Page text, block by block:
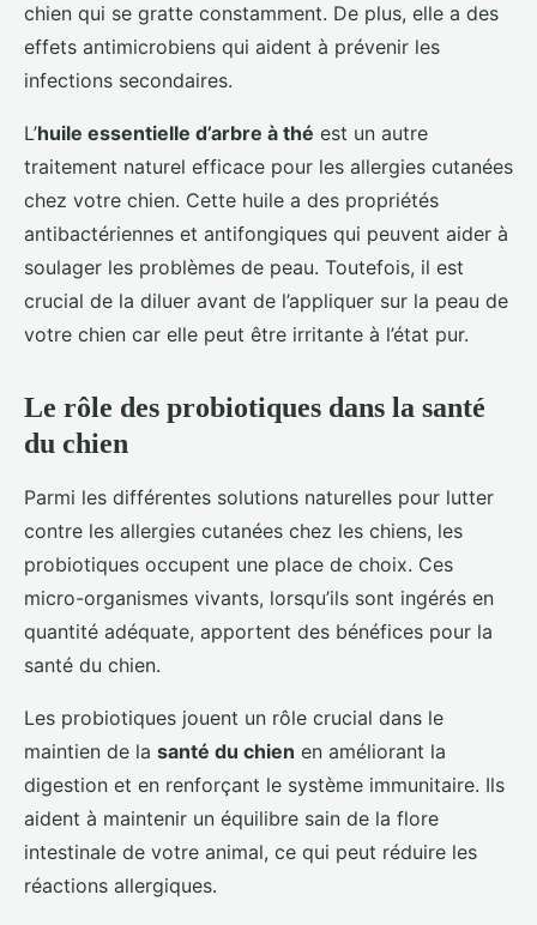
chien qui se gratte constamment. De plus, elle a des
effets antimicrobiens qui aident à prévenir les
infections secondaires.
L’huile essentielle d’arbre à thé est un autre
traitement naturel efficace pour les allergies cutanées
chez votre chien. Cette huile a des propriétés
antibactériennes et antifongiques qui peuvent aider à
soulager les problèmes de peau. Toutefois, il est
crucial de la diluer avant de l’appliquer sur la peau de
votre chien car elle peut être irritante à l’état pur.
Le rôle des probiotiques dans la santé
du chien
Parmi les différentes solutions naturelles pour lutter
contre les allergies cutanées chez les chiens, les
probiotiques occupent une place de choix. Ces
micro-organismes vivants, lorsqu’ils sont ingérés en
quantité adéquate, apportent des bénéfices pour la
santé du chien.
Les probiotiques jouent un rôle crucial dans le
maintien de la santé du chien en améliorant la
digestion et en renforçant le système immunitaire. Ils
aident à maintenir un équilibre sain de la flore
intestinale de votre animal, ce qui peut réduire les
réactions allergiques.